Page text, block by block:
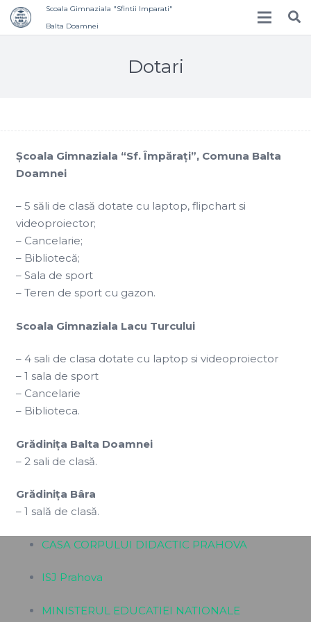
Scoala Gimnaziala "Sfintii Imparati"
Balta Doamnei
Dotari
Şcoala Gimnaziala “Sf. Împăraţi”, Comuna Balta
Doamnei
– 5 săli de clasă dotate cu laptop, flipchart si
videoproiector;
– Cancelarie;
– Bibliotecă;
– Sala de sport
– Teren de sport cu gazon.
Scoala Gimnaziala Lacu Turcului
– 4 sali de clasa dotate cu laptop si videoproiector
– 1 sala de sport
– Cancelarie
– Biblioteca.
Grădiniţa Balta Doamnei
– 2 sali de clasă.
Grădiniţa Bâra
– 1 sală de clasă.
CASA CORPULUI DIDACTIC PRAHOVA
ISJ Prahova
MINISTERUL EDUCATIEI NATIONALE